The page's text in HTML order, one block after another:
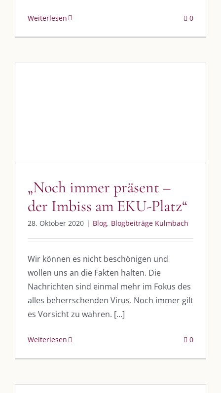
Weiterlesen 0
„Noch immer präsent –
der Imbiss am EKU-Platz“
28. Oktober 2020 | Blog, Blogbeiträge Kulmbach
Wir können es nicht beschönigen und
wollen uns an die Fakten halten. Die
Nachrichten sind einmal mehr im Fokus des
alles beherrschenden Virus. Noch immer gilt
es Vorsicht zu wahren. [...]
Weiterlesen 0